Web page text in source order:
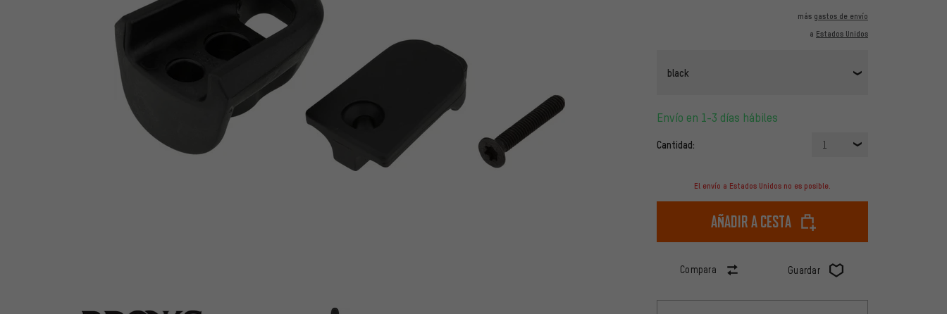
más gastos de envío
a Estados Unidos
black
Envío en 1-3 días hábiles
Cantidad: 1
El envío a Estados Unidos no es posible.
Añadir a cesta
Compara Guardar